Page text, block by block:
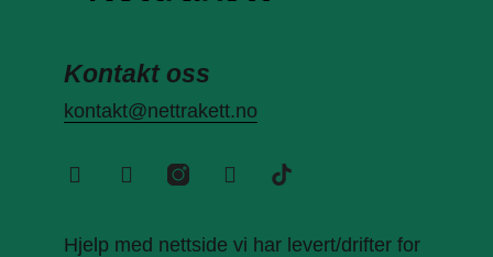
Kontakt oss
kontakt@nettrakett.no
Hjelp med nettside vi har levert/drifter for